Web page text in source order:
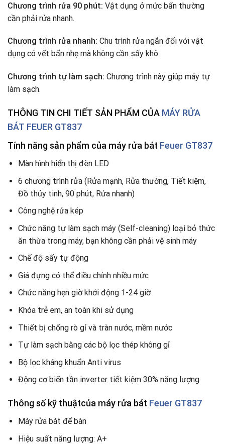
Chương trình rửa 90 phút: Vật dụng ở mức bẩn thường
cần phải rửa nhanh.
Chương trình rửa nhanh: Chu trình rửa ngắn đối với vật
dụng có vết bẩn nhẹ mà không cần sấy khô
Chương trình tự làm sạch: Chương trình này giúp máy tự
làm sạch.
THÔNG TIN CHI TIẾT SẢN PHẨM CỦA MÁY RỬA
BÁT FEUER GT837
Tính năng sản phẩm của máy rửa bát Feuer GT837
Màn hình hiển thị đèn LED
6 chương trình rửa (Rửa mạnh, Rửa thường, Tiết kiệm,
Đồ thủy tinh, 90 phút, Rửa nhanh)
Công nghệ rửa kép
Chức năng tự làm sạch máy (Self-cleaning) loại bỏ thức
ăn thừa trong máy, bạn không cần phải vệ sinh máy
Chế độ sấy tự động
Giá đựng có thể điều chỉnh nhiều mức
Chức năng hẹn giờ khởi động 1-24 giờ
Khóa trẻ em, an toàn khi sử dụng
Thiết bị chống rò gỉ và tràn nước, mềm nước
Tự làm sạch bằng các bộ lọc thép không gỉ
Bộ lọc kháng khuẩn Anti virus
Động cơ biến tần inverter tiết kiệm 30% năng lượng
Thông số kỹ thuậtcủa máy rửa bát Feuer GT837
Máy rửa bát để bàn
Hiệu suất năng lượng: A+